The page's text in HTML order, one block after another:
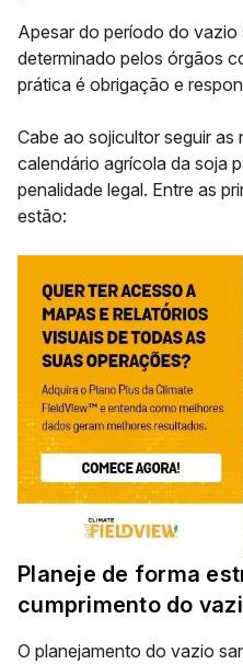
Apesar do período do vazio
determinado pelos órgãos
prática é obrigação e
Cabe ao sojicultor seguir as
calendário agrícola da soja
penalidade legal. Entre as
estão:
Planeje de forma
cumprimento do
O planejamento do vazio